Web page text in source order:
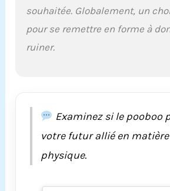
souhaitée. Globalement, un
pour se remettre en forme à
ruiner.
Examinez si le pooboo
votre futur allié en
physique.